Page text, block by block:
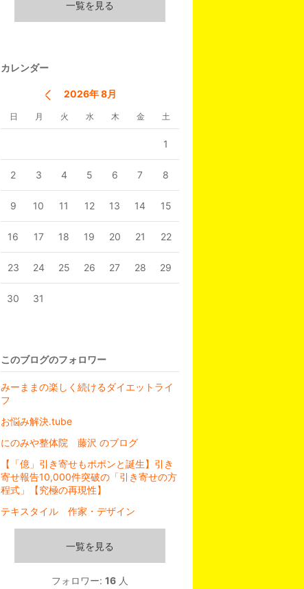
一覧を見る
カレンダー
2026年 8月
日 月 火 水 木 金 土
1
2 3 4 5 6 7 8
9 10 11 12 13 14 15
16 17 18 19 20 21 22
23 24 25 26 27 28 29
30 31
このブログのフォロワー
みーままの楽しく続けるダイエットライ
フ
お悩み解決.tube
にのみや整体院 藤沢 のブログ
【「億」引き寄せもポポンと誕生】引き
寄せ報告10,000件突破の「引き寄せの方
程式」【究極の再現性】
テキスタイル 作家・デザイン
一覧を見る
フォロワー: 16 人